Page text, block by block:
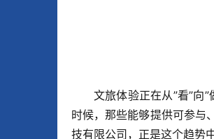
文旅体验正在从”看”向
时候，那些能够提供可参与
技有限公司，正是这个趋势